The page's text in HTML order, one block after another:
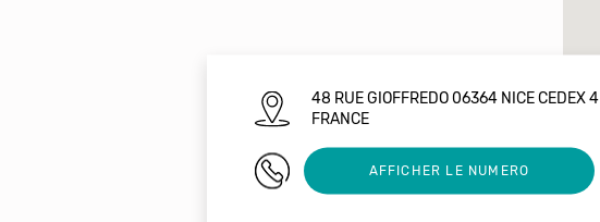
48 RUE GIOFFREDO 06364 NICE CEDEX 4
FRANCE
0497134256AFFICHER LE NUMERO